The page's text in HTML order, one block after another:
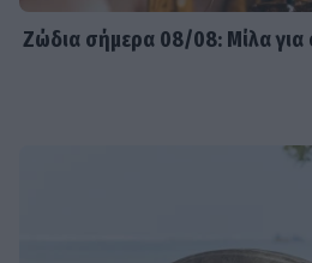
Ζώδια σήμερα 08/08: Μίλα για